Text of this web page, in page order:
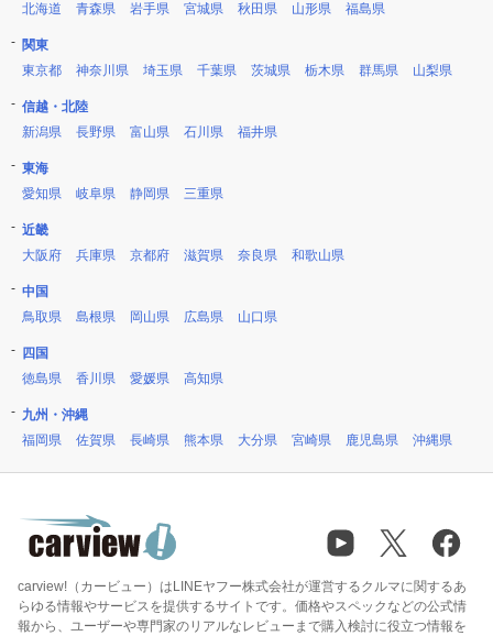
北海道
青森県 岩手県 宮城県 秋田県 山形県 福島県
関東
東京都
神奈川県 埼玉県 千葉県 茨城県 栃木県 群馬県 山梨県
信越・北陸
新潟県
長野県 富山県 石川県 福井県
東海
愛知県
岐阜県 静岡県 三重県
近畿
大阪府
兵庫県 京都府 滋賀県 奈良県 和歌山県
中国
鳥取県
島根県 岡山県 広島県 山口県
四国
徳島県
香川県 愛媛県 高知県
九州・沖縄
福岡県
佐賀県 長崎県 熊本県 大分県 宮崎県 鹿児島県 沖縄県
carview!（カービュー）はLINEヤフー株式会社が運営するクルマに関するあ
らゆる情報やサービスを提供するサイトです。価格やスペックなどの公式情
報から、ユーザーや専門家のリアルなレビューまで購入検討に役立つ情報を